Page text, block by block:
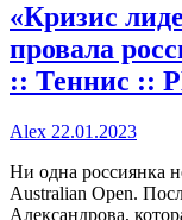
«Кризис
провала
:: Теннис ::
Alex 22.01.2023
Ни одна россиянка
Australian Open.
Александрова,